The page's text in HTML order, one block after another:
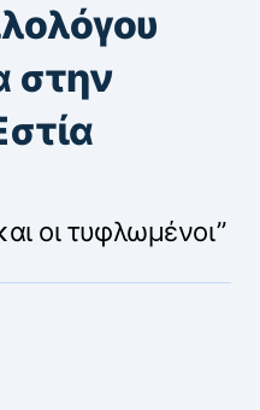
στην
οι τυφλωμένοι”